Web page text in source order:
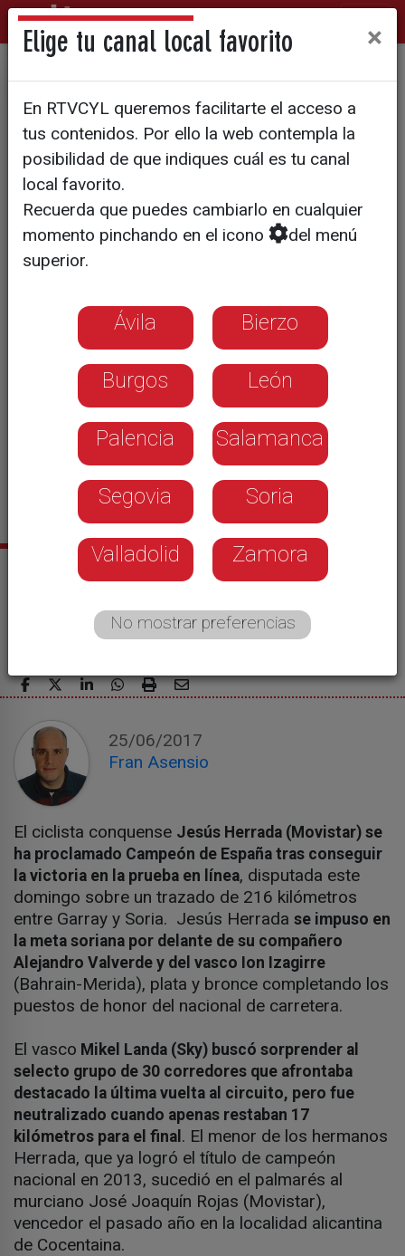
Jesús Herrada se viste de
rojigualda en Soria
El ciclista conquense supera en el
último kilómetro a su compañero
Valverde y a Ion Izagirre
Noticias relacionadas
Jonathan Castroviejo se impone en la
contrarreloj de Soria
25/06/2017
Fran Asensio
El ciclista conquense Jesús Herrada (Movistar) se
ha proclamado Campeón de España tras conseguir
la victoria en la prueba en línea, disputada este
domingo sobre un trazado de 216 kilómetros
entre Garray y Soria. Jesús Herrada se impuso en
la meta soriana por delante de su compañero
Alejandro Valverde y del vasco Ion Izagirre
(Bahrain-Merida), plata y bronce completando los
puestos de honor del nacional de carretera.
El vasco Mikel Landa (Sky) buscó sorprender al
selecto grupo de 30 corredores que afrontaba
destacado la última vuelta al circuito, pero fue
neutralizado cuando apenas restaban 17
kilómetros para el final . El menor de los hermanos
Herrada, que ya logró el título de campeón
nacional en 2013, sucedió en el palmarés al
murciano José Joaquín Rojas (Movistar),
vencedor el pasado año en la localidad alicantina
de Cocentaina.
Elige tu canal local favorito ×
En RTVCYL queremos facilitarte el acceso a
tus contenidos. Por ello la web contempla la
posibilidad de que indiques cuál es tu canal
local favorito.
Recuerda que puedes cambiarlo en cualquier
momento pinchando en el icono
del menú
superior.
Ávila Bierzo
Burgos León
Palencia Salamanca
Segovia Soria
Valladolid Zamora
No mostrar preferencias